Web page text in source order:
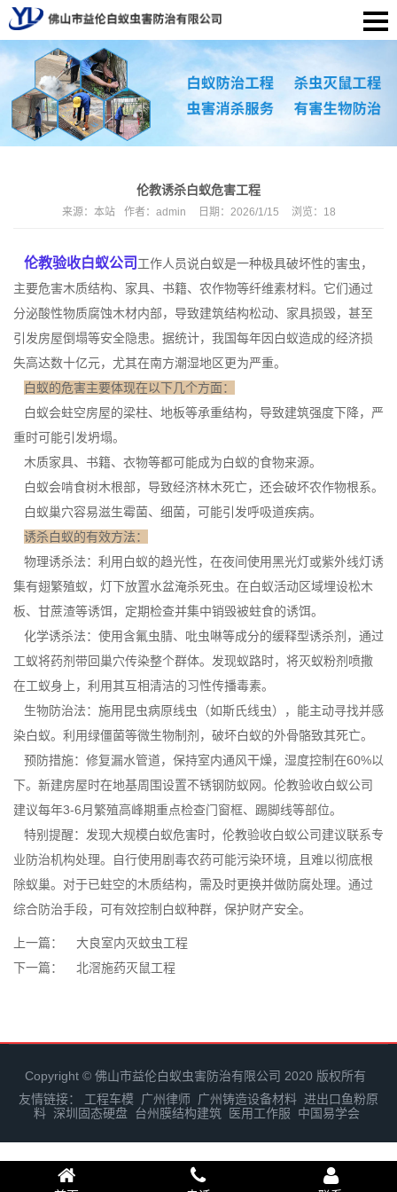
伦教诱杀白蚁危害工程
来源： 本站 作者： admin 日期： 2026/1/15 浏览： 18
伦教验收白蚁公司 工作人员说白蚁是一种极具破坏性的害虫，
主要危害木质结构、家具、书籍、农作物等纤维素材料。它们通过
分泌酸性物质腐蚀木材内部，导致建筑结构松动、家具损毁，甚至
引发房屋倒塌等安全隐患。据统计，我国每年因白蚁造成的经济损
失高达数十亿元，尤其在南方潮湿地区更为严重。
白蚁的危害主要体现在以下几个方面：
白蚁会蛀空房屋的梁柱、地板等承重结构，导致建筑强度下降，严
重时可能引发坍塌。
木质家具、书籍、衣物等都可能成为白蚁的食物来源。
白蚁会啃食树木根部，导致经济林木死亡，还会破坏农作物根系。
白蚁巢穴容易滋生霉菌、细菌，可能引发呼吸道疾病。
诱杀白蚁的有效方法：
物理诱杀法： 利用白蚁的趋光性，在夜间使用黑光灯或紫外线灯诱
集有翅繁殖蚁，灯下放置水盆淹杀死虫。在白蚁活动区域埋设松木
板、甘蔗渣等诱饵，定期检查并集中销毁被蛀食的诱饵。
化学诱杀法：使用含氟虫腈、吡虫啉等成分的缓释型诱杀剂，通过
工蚁将药剂带回巢穴传染整个群体。发现蚁路时，将灭蚁粉剂喷撒
在工蚁身上，利用其互相清洁的习性传播毒素。
生物防治法：施用昆虫病原线虫（如斯氏线虫），能主动寻找并感
染白蚁。利用绿僵菌等微生物制剂，破坏白蚁的外骨骼致其死亡。
预防措施：修复漏水管道，保持室内通风干燥，湿度控制在60%以
下。新建房屋时在地基周围设置不锈钢防蚁网。伦教验收白蚁公司
建议每年3-6月繁殖高峰期重点检查门窗框、踢脚线等部位。
特别提醒：发现大规模白蚁危害时，伦教验收白蚁公司建议联系专
业防治机构处理。自行使用剧毒农药可能污染环境，且难以彻底根
除蚁巢。对于已蛀空的木质结构，需及时更换并做防腐处理。通过
综合防治手段，可有效控制白蚁种群，保护财产安全。
上一篇：
大良室内灭蚊虫工程
下一篇：
北滘施药灭鼠工程
Copyright © 佛山市益伦白蚁虫害防治有限公司 2020 版权所有
友情链接：
工程车模 广州律师 广州铸造设备材料 进出口鱼粉原
料 深圳固态硬盘 台州膜结构建筑 医用工作服 中国易学会